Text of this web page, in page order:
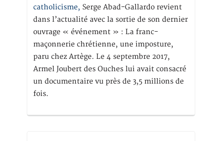
catholicisme, Serge Abad-Gallardo revient
dans l’actualité avec la sortie de son dernier
ouvrage « événement » : La franc-
maçonnerie chrétienne, une imposture,
paru chez Artège. Le 4 septembre 2017,
Armel Joubert des Ouches lui avait consacré
un documentaire vu près de 3,5 millions de
fois.